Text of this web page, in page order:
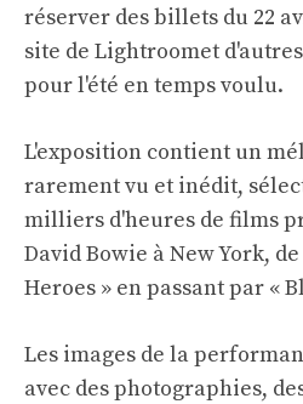
réserver des billets du 22
site de Lightroomet
pour l'été en temps voulu.
L'exposition contient un
rarement vu et inédit,
milliers d'heures de films
David Bowie à New York,
Heroes » en passant par «
Les images de la
avec des photographies,